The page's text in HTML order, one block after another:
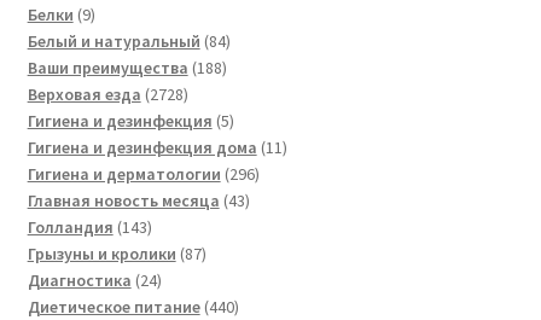
Белки 99
товаров
Белый и натуральный 8484
товара
Ваши преимущества 188188
Верховая езда 27282728
товаров
Гигиена и дезинфекция 55
товаров
Гигиена и дезинфекция дома 1111
Гигиена и дерматологии 296296
Главная новость месяца 4343
Голландия 143143
товара
Грызуны и кролики 8787
Диагностика 2424
товара
Диетическое питание 440440